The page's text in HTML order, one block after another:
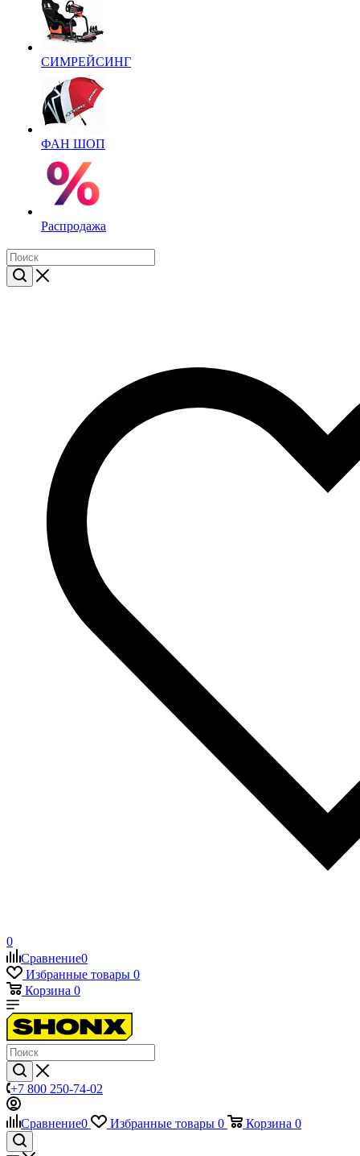
СИМРЕЙСИНГ
ФАН ШОП
Распродажа
0
Сравнение0
Избранные товары 0
Корзина 0
+7 800 250-74-02
Сравнение0 Избранные товары 0 Корзина 0